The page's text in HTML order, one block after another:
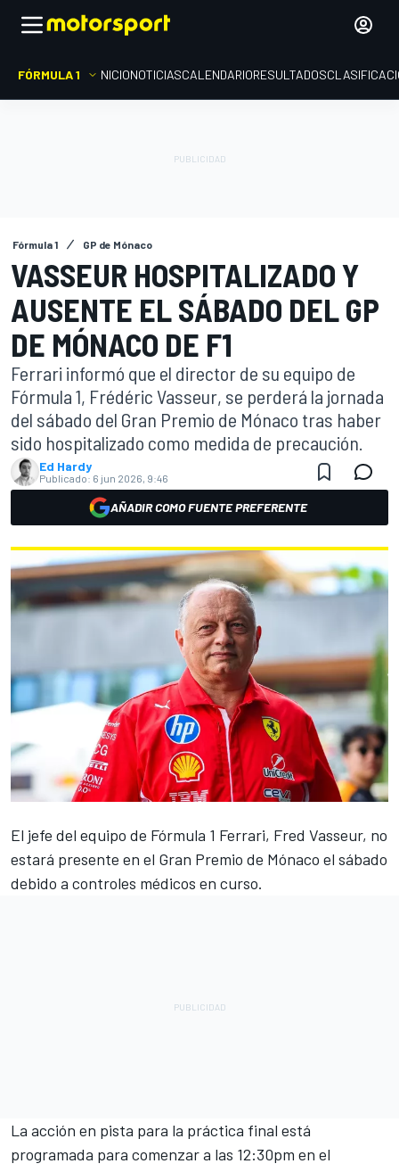
FÓRMULA 1 INICIONOTICIASCALENDARIORESULTADOS
Fórmula 1 GP de Mónaco
VASSEUR HOSPITALIZADO Y
AUSENTE EL SÁBADO DEL GP
DE MÓNACO DE F1
Ferrari informó que el director de su equipo de
Fórmula 1, Frédéric Vasseur, se perderá la jornada
del sábado del Gran Premio de Mónaco tras haber
sido hospitalizado como medida de precaución.
Ed Hardy
Publicado: 6 jun 2026, 9:46
AÑADIR COMO FUENTE PREFERENTE
El jefe del equipo de Fórmula 1 Ferrari, Fred Vasseur, no
estará presente en el Gran Premio de Mónaco el sábado
debido a controles médicos en curso.
La acción en pista para la práctica final está
programada para comenzar a las 12:30pm en el